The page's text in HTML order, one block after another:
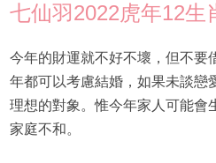
七仙羽2022虎年12生
今年的財運就不好不壞，但不要
年都可以考慮結婚，如果未談戀
理想的對象。惟今年家人可能會
家庭不和。